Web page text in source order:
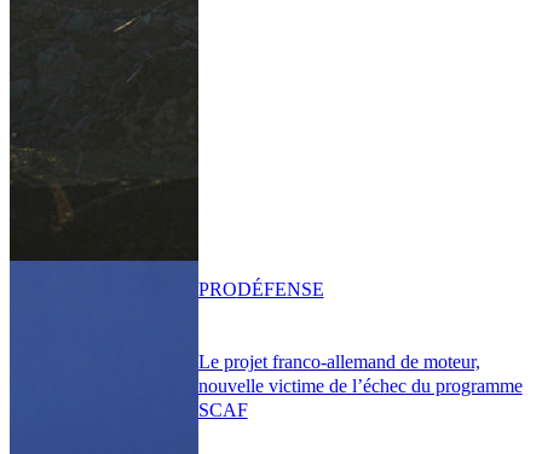
Le projet franco-allemand de moteur,
nouvelle victime de l’échec du programme
SCAF
PRODÉFENSE